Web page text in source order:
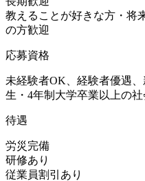
教えることが好きな方・将
の方歓迎
応募資格
未経験者OK、経験者優遇
生・4年制大学卒業以上の
待遇
労災完備
研修あり
従業員割引あり